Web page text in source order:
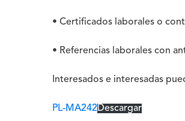
• Certificados laborales o
• Referencias laborales con
Interesados e interesadas
PL-MA242Descargar